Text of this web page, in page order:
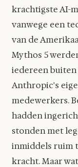
krachtigste AI-
vanwege een
van de
Mythos 5
iedereen buiten
Anthropic's
medewerkers.
hadden
stonden met
inmiddels ruim
kracht. Maar